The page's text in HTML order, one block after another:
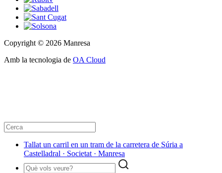
Copyright © 2026 Manresa
Amb la tecnologia de OA Cloud
Tallat un carril en un tram de la carretera de Súria a
Castelladral · Societat · Manresa